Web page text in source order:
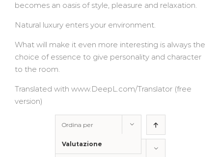
becomes an oasis of style, pleasure and relaxation.
Natural luxury enters your environment.
What will make it even more interesting is always the
choice of essence to give personality and character
to the room.
Translated with www.DeepL.com/Translator (free
version)
Ordina per
Valutazione